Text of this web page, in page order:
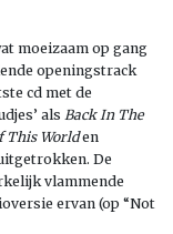
moeizaam op gang
openingstrack
cd met de
als Back In The
This Worlden
De
vlammende
ervan (op “Not